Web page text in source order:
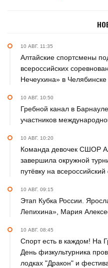
10 АВГ. 11:35
Алтайские спортсмены
всероссийских
Нечеухина» в Челябинске
10 АВГ. 10:50
Гребной канал в
участников
10 АВГ. 10:20
Команда девочек СШОР
завершила окружной
путёвку на
10 АВГ. 09:15
Этап Кубка России.
Лепихина», Мария
10 АВГ. 08:45
Спорт есть в каждом! На
День физкультурника
лодках "Дракон" и